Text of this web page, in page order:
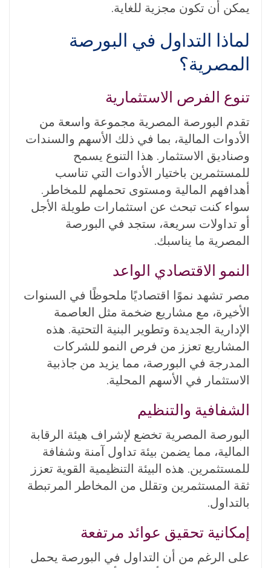
يمكن أن تكون مجزية للغاية.
لماذا التداول في البورصة
المصرية؟
تنوع الفرص الاستثمارية
تقدم البورصة المصرية مجموعة واسعة من
الأدوات المالية، بما في ذلك الأسهم والسندات
وصناديق الاستثمار. هذا التنوع يسمح
للمستثمرين باختيار الأدوات التي تناسب
أهدافهم المالية ومستوى تحملهم للمخاطر.
سواء كنت تبحث عن استثمارات طويلة الأجل
أو تداولات سريعة، ستجد في البورصة
المصرية ما يناسبك.
النمو الاقتصادي الواعد
مصر تشهد نموًا اقتصاديًا ملحوظًا في السنوات
الأخيرة، مع مشاريع ضخمة مثل العاصمة
الإدارية الجديدة وتطوير البنية التحتية. هذه
المشاريع تعزز من فرص النمو للشركات
المدرجة في البورصة، مما يزيد من جاذبية
الاستثمار في الأسهم المحلية.
الشفافية والتنظيم
البورصة المصرية تخضع لإشراف هيئة الرقابة
المالية، مما يضمن بيئة تداول آمنة وشفافة
للمستثمرين. هذه البيئة التنظيمية القوية تعزز
ثقة المستثمرين وتقلل من المخاطر المرتبطة
بالتداول.
إمكانية تحقيق عوائد مرتفعة
على الرغم من أن التداول في البورصة يحمل